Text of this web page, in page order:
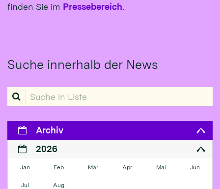
finden Sie im Pressebereich.
Suche innerhalb der News
Suche in Liste
Archiv
2026
Jan Feb Mär Apr Mai Jun
Jul Aug